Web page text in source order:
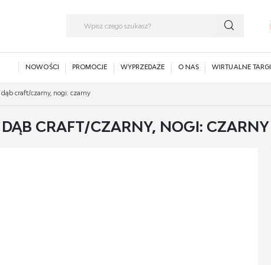
NOWOŚCI PROMOCJE WYPRZEDAŻE O NAS WIRTUALNE TARGI
dąb craft/czarny, nogi: czarny
CRAFT/CZARNY, NOGI: CZARNY